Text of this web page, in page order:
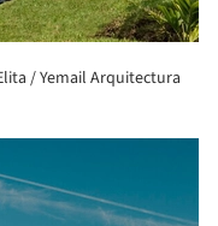
Casa Elita / Yemail Arquitectura